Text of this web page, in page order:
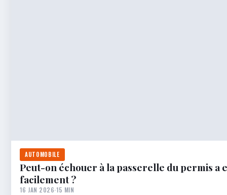
AUTOMOBILE
Peut-on échouer à la passerelle du permis
facilement ?
16 JAN 2026·15 MIN